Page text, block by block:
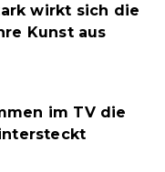
wirkt sich die
Kunst aus
im TV die